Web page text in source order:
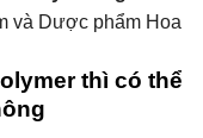
và Dược phẩm Hoa
thì có thể